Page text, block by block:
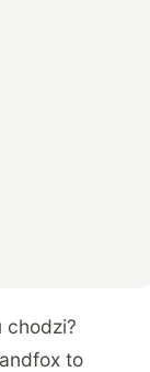
chodzi?
to